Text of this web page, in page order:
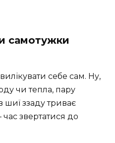
самотужки
себе сам. Ну,
чи тепла, пару
шиї ззаду триває
звертатися до